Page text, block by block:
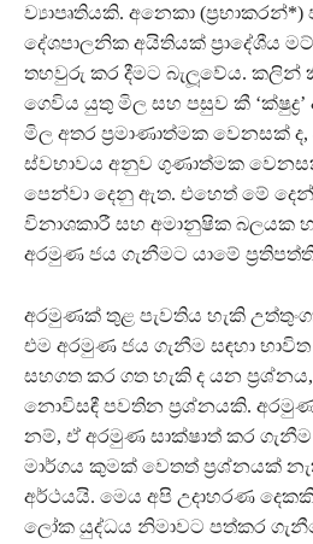
ව්‍යාපෘතියකි. අනෙකා
දේශපාලනික අයිතියක් ප‍්‍රාදේශීය
තහවුරු කර දීමට බැලූවේය. කලින්
ගෙවිය යුතු මිල සහ පසුව කී
මිල අතර ප‍්‍රමාණාත්මක වෙනසක්
ස්වභාවය අනුව ගුණාත්මක
පෙන්වා දෙනු ඇත. එහෙත් මේ
විනාශකාරී සහ අමානුෂික බලයක
අරමුණ ජය ගැනීමට යාමේ
අරමුණක් තුළ පැවතිය හැකි
එම අරමුණ ජය ගැනීම සඳහා
සහගත කර ගත හැකි ද යන
නොවිසඳී පවතින ප‍්‍රශ්නයකි.
නම්, ඒ අරමුණ සාක්ෂාත් කර
මාර්ගය කුමක් වෙතත් ප‍්‍රශ්නයක්
අර්ථයයි. මෙය අපි උදාහරණ
ලෝක යුද්ධය නිමාවට පත්කර